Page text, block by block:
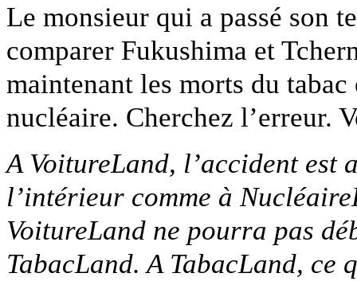
Le monsieur qui a passé son
comparer Fukushima et
maintenant les morts du
nucléaire. Cherchez l’erreur.
A VoitureLand, l’accident
l’intérieur comme à
VoitureLand ne pourra pas
TabacLand. A TabacLand,